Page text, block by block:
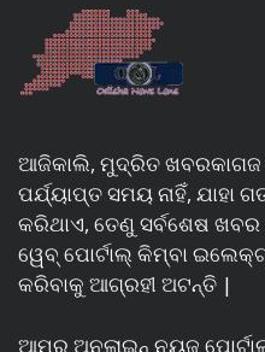
ଆଜିକାଲି, ମୁଦ୍ରିତ ଖବରକାଗଜ
ପର୍ଯ୍ୟାପ୍ତ ସମୟ ନାହିଁ, ଯାହା
କରିଥାଏ, ତେଣୁ ସର୍ବଶେଷ ଖବର
ୱେବ୍ ପୋର୍ଟାଲ୍ କିମ୍ବା
କରିବାକୁ ଆଗ୍ରହୀ ଅଟନ୍ତି |
ଆମର ଅନଲାଇନ୍ ନ୍ୟୁଜ୍